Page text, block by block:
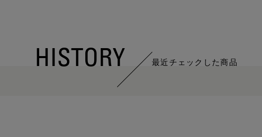
HISTORY 最近チェックした商品